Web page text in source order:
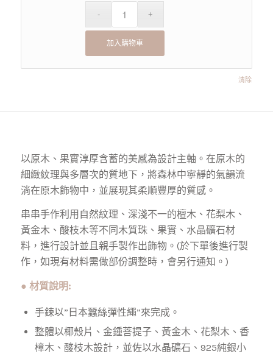
清除
加入購物車
以原木、果實淳厚含蓄的美感為設計主軸。在原木的
細緻紋理與多層次的質地下，將森林中寧靜的氣韻流
淌在原木飾物中，並展現其柔順豐厚的質感。
串串手作利用自然紋理、深淺不一的檀木、花梨木、
黃金木、酸枝木等不同木質珠、果實、水晶礦石材
料，進行設計並且親手製作出飾物。(於下單後進行製
作，如現有材料需做部份調整時，會另行通知。)
● 材質說明:
手鍊以”日本蠶絲彈性繩”來完成。
整體以椰殼片、金鍾菩提子、黃金木、花梨木、香
樟木、酸枝木設計，並佐以水晶礦石、925純銀小